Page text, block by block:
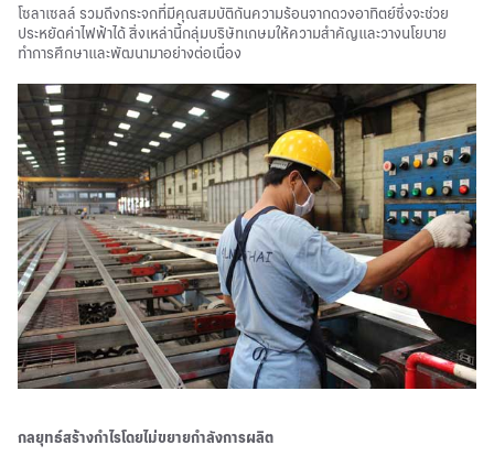
โซลาเซลล์ รวมถึงกระจกที่มีคุณสมบัติกันความร้อนจากดวงอาทิตย์ซึ่งจะช่วย
ประหยัดค่าไฟฟ้าได้ สิ่งเหล่านี้กลุ่มบริษัทเกษมให้ความสำคัญและวางนโยบาย
ทำการศึกษาและพัฒนามาอย่างต่อเนื่อง
กลยุทธ์สร้างกำไรโดยไม่ขยายกำลังการผลิต